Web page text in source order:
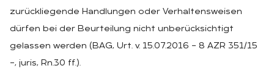
zurückliegende Handlungen oder Verhaltensweisen
dürfen bei der Beurteilung nicht unberücksichtigt
gelassen werden (BAG, Urt. v. 15.07.2016 – 8 AZR 351/15
–, juris, Rn.30 ff.).